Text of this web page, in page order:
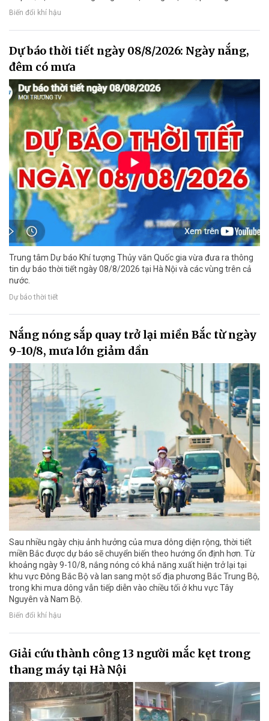
Biến đổi khí hậu
Dự báo thời tiết ngày 08/8/2026: Ngày nắng,
đêm có mưa
Trung tâm Dự báo Khí tượng Thủy văn Quốc gia vừa đưa ra thông
tin dự báo thời tiết ngày 08/8/2026 tại Hà Nội và các vùng trên cả
nước.
Dự báo thời tiết
Nắng nóng sắp quay trở lại miền Bắc từ ngày
9-10/8, mưa lớn giảm dần
Sau nhiều ngày chịu ảnh hưởng của mưa dông diện rộng, thời tiết
miền Bắc được dự báo sẽ chuyển biến theo hướng ổn định hơn. Từ
khoảng ngày 9-10/8, nắng nóng có khả năng xuất hiện trở lại tại
khu vực Đông Bắc Bộ và lan sang một số địa phương Bắc Trung Bộ,
trong khi mưa dông vẫn tiếp diễn vào chiều tối ở khu vực Tây
Nguyên và Nam Bộ.
Biến đổi khí hậu
Giải cứu thành công 13 người mắc kẹt trong
thang máy tại Hà Nội